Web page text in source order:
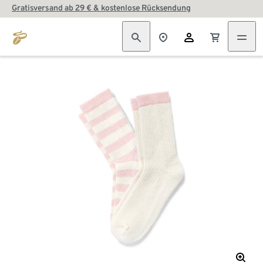
Gratisversand ab 29 € & kostenlose Rücksendung